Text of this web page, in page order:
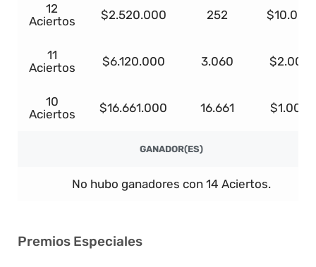
12
Aciertos
$2.520.000 252 $10.000
11
Aciertos
$6.120.000 3.060 $2.000
10
Aciertos
$16.661.000 16.661 $1.000
GANADOR(ES)
No hubo ganadores con 14 Aciertos.
Premios Especiales